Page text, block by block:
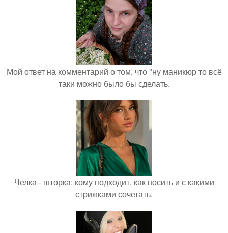
Мой ответ на комментарий о том, что "ну маникюр то всё
таки можно было бы сделать.
Челка - шторка: кому подходит, как носить и с какими
стрижками сочетать.